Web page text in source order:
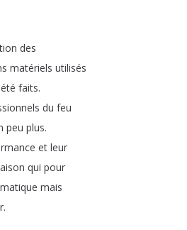
des
matériels utilisés
été faits.
du feu
peu plus.
et leur
qui pour
mais
.